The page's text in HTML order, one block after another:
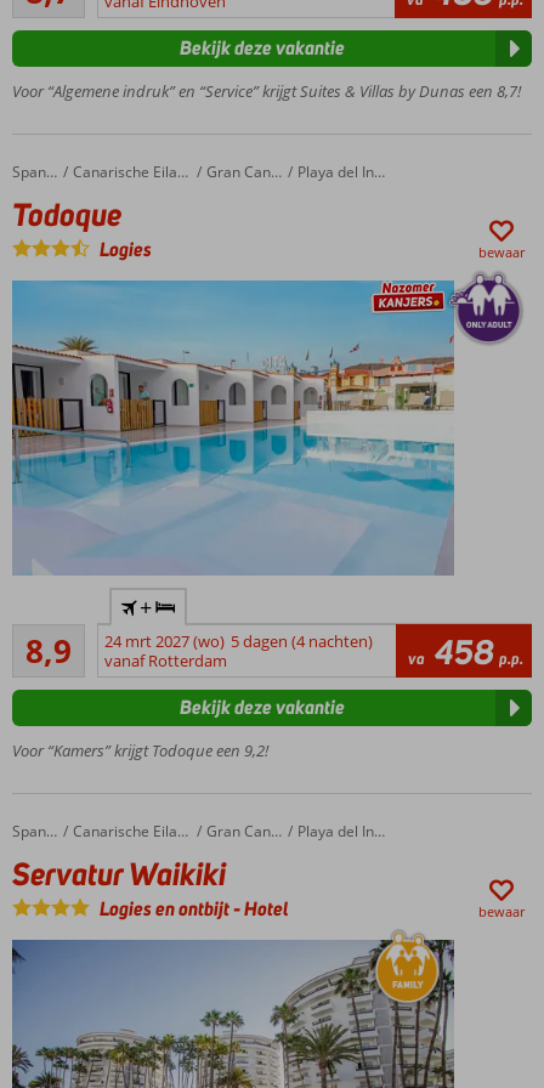
Gratis
naar het
strand
3-kamer
wel 6
personen
All
Inclusive
ook
beoordelingen
Voor “Algemene indruk” en “Service” krijgt Suites & Villas by Dunas een 8,7!
Bekijk deze vakantie
Home Spanje Canarische Eilanden Gran Canaria Playa del Ingles
Todoque
Todoque
Logies bewaar
Only Adult
accommodatie;
min. leeftijd is
18 jaar
Gelegen
Ingles
Kleinschalig
Cita aan de
overkant
Verwarmd
8,9
Aanrader
160
beoordelingen
+
24 mrt 2027 (wo) 5 dagen (4 nachten)
vanaf Rotterdam
va 458 p.p.
Voor “Kamers” krijgt Todoque een 9,2!
Bekijk deze vakantie
Home Spanje Canarische Eilanden Gran Canaria Playa del Ingles
Servatur Waikiki
Servatur Waikiki
Logies en ontbijt-Hotel bewaar